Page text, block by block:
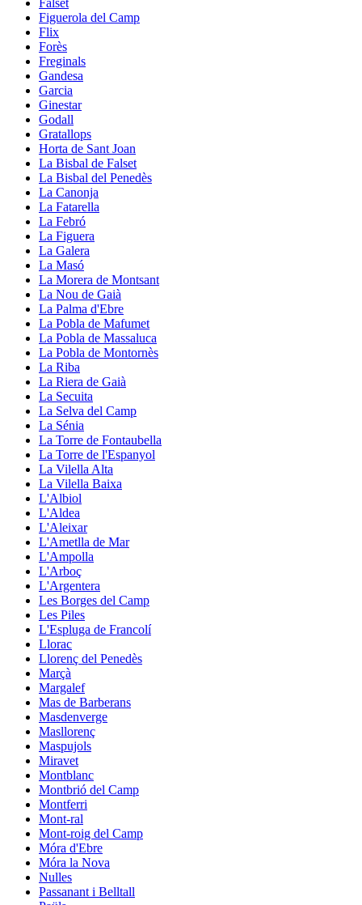
Figuerola del Camp
Flix
Forès
Freginals
Gandesa
Garcia
Ginestar
Godall
Gratallops
Horta de Sant Joan
La Bisbal de Falset
La Bisbal del Penedès
La Canonja
La Fatarella
La Febró
La Figuera
La Galera
La Masó
La Morera de Montsant
La Nou de Gaià
La Palma d'Ebre
La Pobla de Mafumet
La Pobla de Massaluca
La Pobla de Montornès
La Riba
La Riera de Gaià
La Secuita
La Selva del Camp
La Sénia
La Torre de Fontaubella
La Torre de l'Espanyol
La Vilella Alta
La Vilella Baixa
L'Albiol
L'Aldea
L'Aleixar
L'Ametlla de Mar
L'Ampolla
L'Arboç
L'Argentera
Les Borges del Camp
Les Piles
L'Espluga de Francolí
Llorac
Llorenç del Penedès
Marçà
Margalef
Mas de Barberans
Masdenverge
Masllorenç
Maspujols
Miravet
Montblanc
Montbrió del Camp
Montferri
Mont-ral
Mont-roig del Camp
Móra d'Ebre
Móra la Nova
Nulles
Passanant i Belltall